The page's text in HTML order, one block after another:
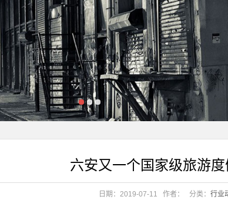
六安又一个国家级旅游
日期：2019-07-11 作者： 分类： 行业